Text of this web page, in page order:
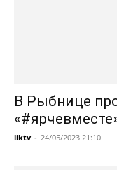
В Рыбнице
liktv - 24/05/2023 21:10